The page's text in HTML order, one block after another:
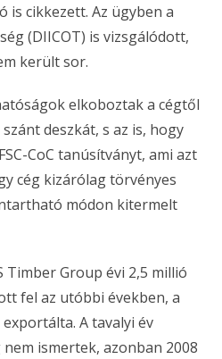
is cikkezett. Az ügyben a
(DIICOT) is vizsgálódott,
került sor.
elkoboztak a cégtől
deszkát, s az is, hogy
CoC tanúsítványt, ami azt
cég kizárólag törvényes
módon kitermelt
Timber Group évi 2,5 millió
fel az utóbbi években, a
A tavalyi év
ismertek, azonban 2008